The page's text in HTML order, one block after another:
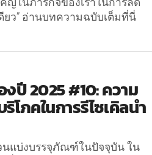
ญในภารกิจของเราในการลด
ยว” อ่านบทความฉบับเต็มที่นี่
ปี 2025 #10: ความ
ภคในการรีไซเคิลนำ
นแบ่งบรรจุภัณฑ์ในปัจจุบัน ใน